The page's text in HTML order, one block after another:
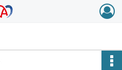
- Colmar